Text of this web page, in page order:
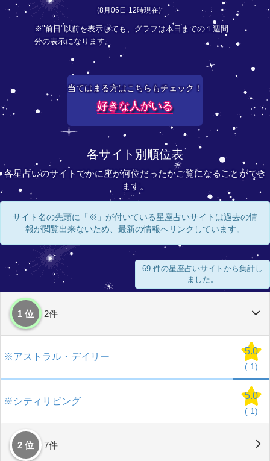
(8月06日 12時現在)
※"前日"以前を表示しても、グラフは本日までの１週間
分の表示になります。
当てはまる方はこちらもチェック！
好きな人がいる
各サイト別順位表
各星占いのサイトでかに座が何位だったかご覧になることができ
ます。
サイト名の先頭に「※」が付いている星座占いサイトは過去の情
報が閲覧出来ないため、最新の情報へリンクしています。
69 件の星座占いサイトから集計し
ました。
1 位 2件
※アストラル・デイリー
5.0
( 1)
※シティリビング
5.0
( 1)
2 位 7件